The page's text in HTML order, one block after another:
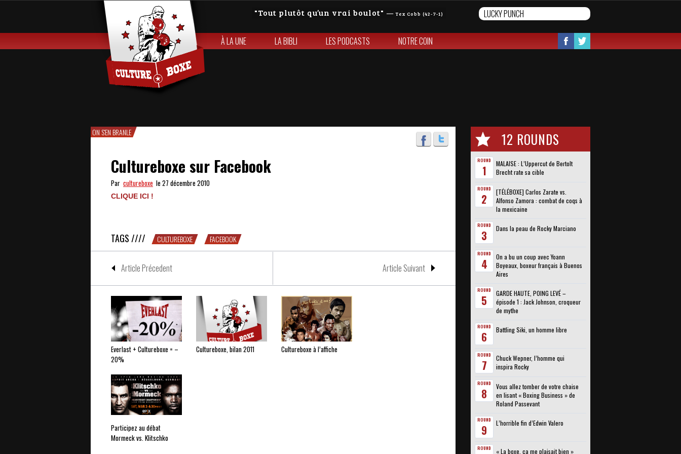
Tout plutôt qu’un vrai boulot — Tex Cobb (42-7-1)
À LA UNE LA BIBLI LES PODCASTS NOTRE COIN
12 ROUNDS
ROUND
1
MALAISE : L’Uppercut de Bertolt
Brecht rate sa cible
ROUND
2
[TÉLÉBOXE] Carlos Zarate vs.
Alfonso Zamora : combat de coqs à
la mexicaine
ROUND
3 Dans la peau de Rocky Marciano
ROUND
4
On a bu un coup avec Yoann
Boyeaux, boxeur français à Buenos
Aires
ROUND
5
GARDE HAUTE, POING LEVÉ –
épisode 1 : Jack Johnson, croqueur
de mythe
ROUND
6 Battling Siki, un homme libre
ROUND
7
Chuck Wepner, l’homme qui
inspira Rocky
ROUND
8
Vous allez tomber de votre chaise
en lisant « Boxing Business » de
Roland Passevant
ROUND
9 L’horrible fin d’Edwin Valero
ROUND « La boxe, ça me plaisait bien »
ON S'EN BRANLE
Cultureboxe sur Facebook
Par cultureboxe le 27 décembre 2010
CLIQUE ICI !
TAGS //// CULTUREBOXE FACEBOOK
Article Précedent Article Suivant
Everlast + Cultureboxe = –
20%
Cultureboxe, bilan 2011 Cultureboxe à l’affiche
Participez au débat
Mormeck vs. Klitschko